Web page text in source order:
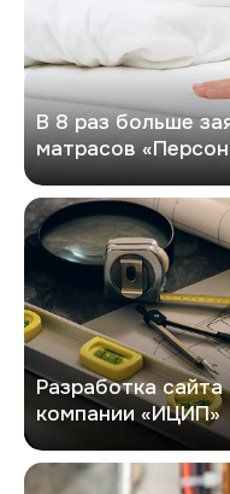
В 8 раз больше
матрасов
Кейс по разработке
Разработка
компании «ИЦИП»
Евроток